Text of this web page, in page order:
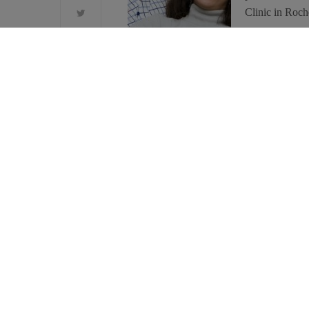
Clinic in
vrouwen en